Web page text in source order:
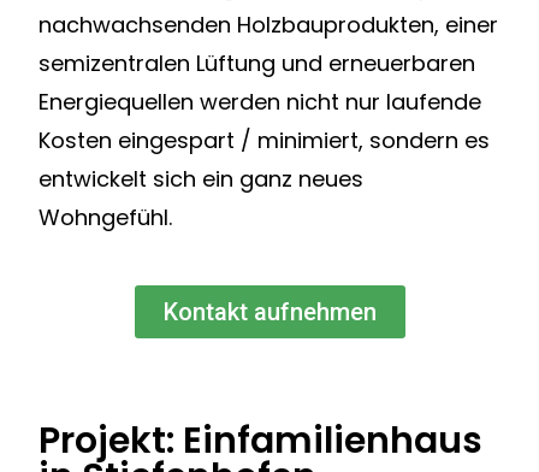
nachwachsenden Holzbauprodukten, einer
semizentralen Lüftung und erneuerbaren
Energiequellen werden nicht nur laufende
Kosten eingespart / minimiert, sondern es
entwickelt sich ein ganz neues
Wohngefühl.
Kontakt aufnehmen
Projekt: Einfamilienhaus